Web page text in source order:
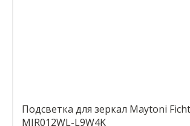
Подсветка для зеркал Maytoni
MIR012WL-L9W4K